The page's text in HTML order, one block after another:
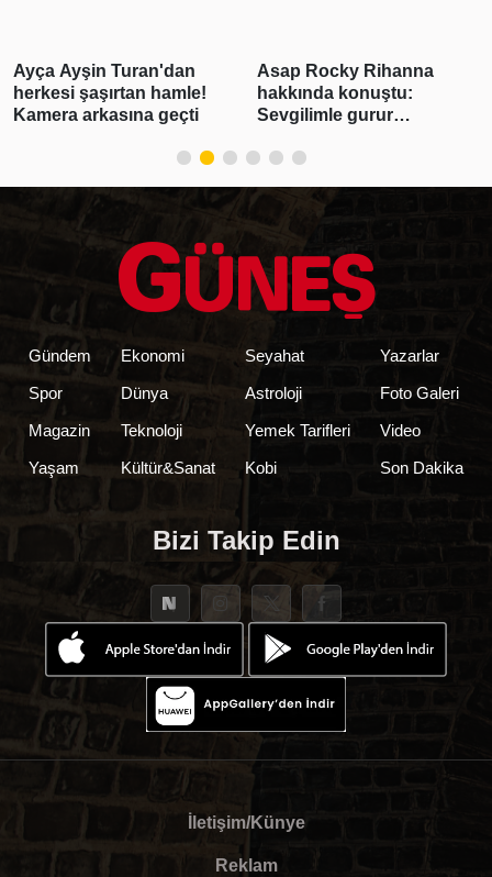
Asap Rocky Rihanna
hakkında konuştu:
Sevgilimle gurur
Burcu Özberk yeni
öncesi enerji
Tatil kareleri beğeni
Gündem
Spor
Magazin
Yaşam
Ekonomi
Dünya
Teknoloji
Kültür&Sanat
Seyahat
Astroloji
Yemek Tarifleri
Kobi
Yazarlar
Foto Galeri
Video
Son Dakika
Bizi Takip Edin
İletişim/Künye
Reklam